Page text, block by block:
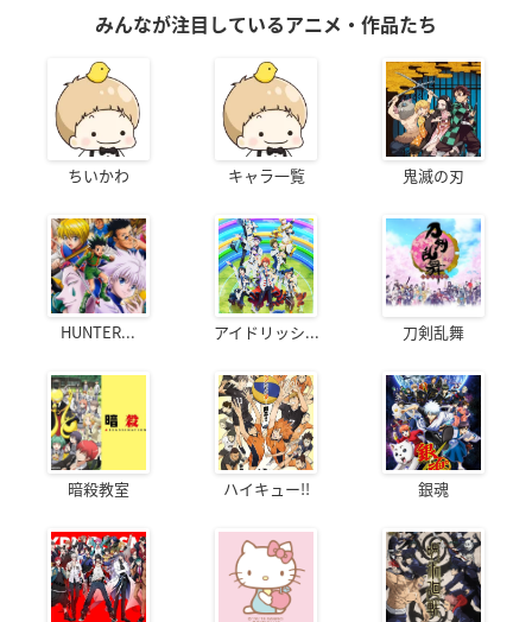
みんなが注目しているアニメ・作品たち
ちいかわ キャラ一覧 鬼滅の刃
HUNTER... アイドリッシ... 刀剣乱舞
暗殺教室 ハイキュー!! 銀魂